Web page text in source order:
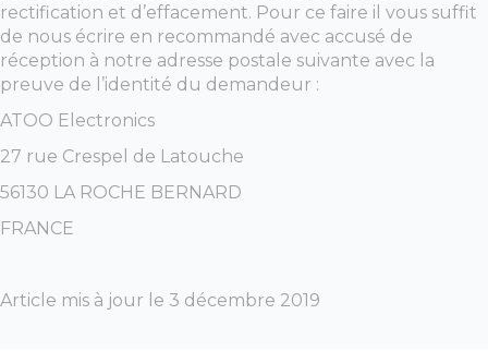
rectification et d’effacement. Pour ce faire il vous suffit
de nous écrire en recommandé avec accusé de
réception à notre adresse postale suivante avec la
preuve de l’identité du demandeur :
ATOO Electronics
27 rue Crespel de Latouche
56130 LA ROCHE BERNARD
FRANCE
Article mis à jour le 3 décembre 2019